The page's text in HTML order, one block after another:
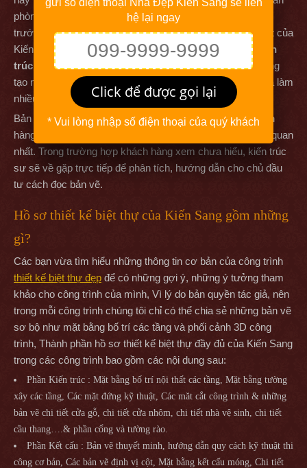
phòng thiết kế của công ty và sẽ được ban lãnh đạo duyệt
trước khi gửi cho khách hàng. Đó là quy trình nghiêm ngặt của
Kiến Sang để khách hàng có được sản phẩm thiết kế kiến
trúc ưng ý nhất. Vì đây là công việc liên quan đến tính sáng
tạo nên cần kiến trúc sư có kinh nghiệm, có năng lực & đã làm
nhiều hạng mục công trình tương tự để xử lý.
Bản vẽ của công ty được thể hiện rất dễ hiểu, do đó khách
hàng có thể dễ dàng xem và hình dung được 1 cách trực quan
nhất. Trong trường hợp khách hàng xem chưa hiểu, kiến trúc
sư sẽ về gặp trực tiếp để phân tích, hướng dẫn cho chủ đầu
tư cách đọc bản vẽ.
Hồ sơ thiết kế biệt thự của Kiến Sang gồm những
gì?
Các bạn vừa tìm hiểu những thông tin cơ bản của công trình
thiết kế biệt thự đẹp để có những gợi ý, những ý tưởng tham
khảo cho công trình của mình, Vì lý do bản quyền tác giả, nên
trong mỗi công trình chúng tôi chỉ có thể chia sẻ những bản vẽ
sơ bộ như mặt bằng bố trí các tầng và phối cảnh 3D công
trình, Thành phần hồ sơ thiết kế biệt thự đầy đủ của Kiến Sang
trong các công trình bao gồm các nội dung sau:
Phần Kiến trúc : Mặt bằng bố trí nội thất các tầng, Mặt bằng tường
xây các tầng, Các mặt đứng kỹ thuật, Các măt cắt công trình & những
bản vẽ chi tiết cửa gỗ, chi tiết cửa nhôm, chi tiết nhà vệ sinh, chi tiết
cầu thang….& phần cổng và tường rào.
Phần Kết cấu : Bản vẽ thuyết minh, hướng dẫn quy cách kỹ thuật thi
công cơ bản, Các bản vẽ định vị cột, Mặt bằng kết cấu móng, Chi tiết
gửi số điện thoại Nhà Đẹp Kiến Sang sẽ liên
hệ lại ngay
Click để được gọi lại
* Vui lòng nhập số điện thoại của quý khách